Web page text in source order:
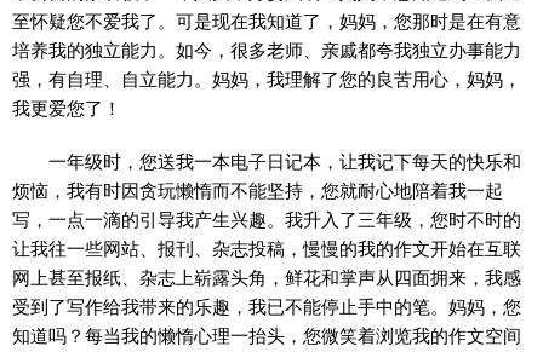
至怀疑您不爱我了。可是现在我知道了，妈妈，您那时是在有意
培养我的独立能力。如今，很多老师、亲戚都夸我独立办事能力
强，有自理、自立能力。妈妈，我理解了您的良苦用心，妈妈，
我更爱您了！
一年级时，您送我一本电子日记本，让我记下每天的快乐和
烦恼，我有时因贪玩懒惰而不能坚持，您就耐心地陪着我一起
写，一点一滴的引导我产生兴趣。我升入了三年级，您时不时的
让我往一些网站、报刊、杂志投稿，慢慢的我的作文开始在互联
网上甚至报纸、杂志上崭露头角，鲜花和掌声从四面拥来，我感
受到了写作给我带来的乐趣，我已不能停止手中的笔。妈妈，您
知道吗？每当我的懒惰心理一抬头，您微笑着浏览我的作文空间